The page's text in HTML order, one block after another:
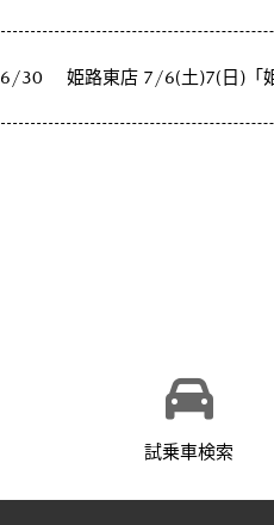
30 姫路東店 7/6(土)7(日)「
試乗車検索